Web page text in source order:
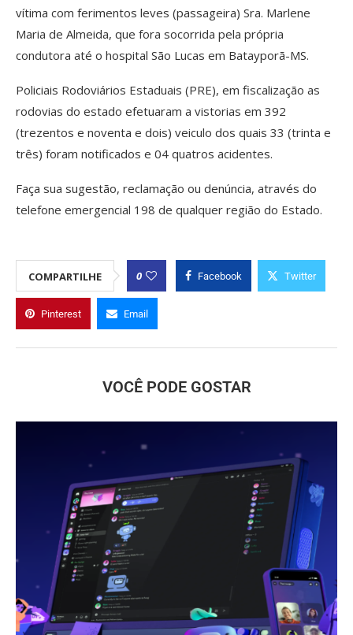
vítima com ferimentos leves (passageira) Sra. Marlene
Maria de Almeida, que fora socorrida pela própria
condutora até o hospital São Lucas em Batayporã-MS.
Policiais Rodoviários Estaduais (PRE), em fiscalização as
rodovias do estado efetuaram a vistorias em 392
(trezentos e noventa e dois) veiculo dos quais 33 (trinta e
três) foram notificados e 04 quatros acidentes.
Faça sua sugestão, reclamação ou denúncia, através do
telefone emergencial 198 de qualquer região do Estado.
COMPARTILHE 0 Facebook Twitter
Pinterest Email
VOCÊ PODE GOSTAR